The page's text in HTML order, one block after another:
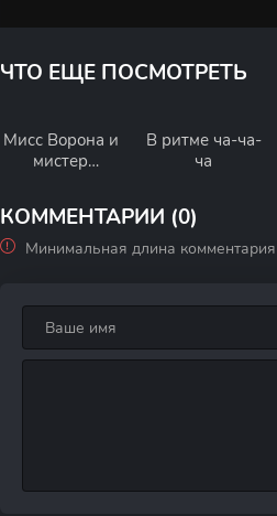
ЧТО ЕЩЕ ПОСМОТРЕТЬ
Мисс Ворона и
мистер
В ритме ча-ча-
ча
КОММЕНТАРИИ (0)
Минимальная длина